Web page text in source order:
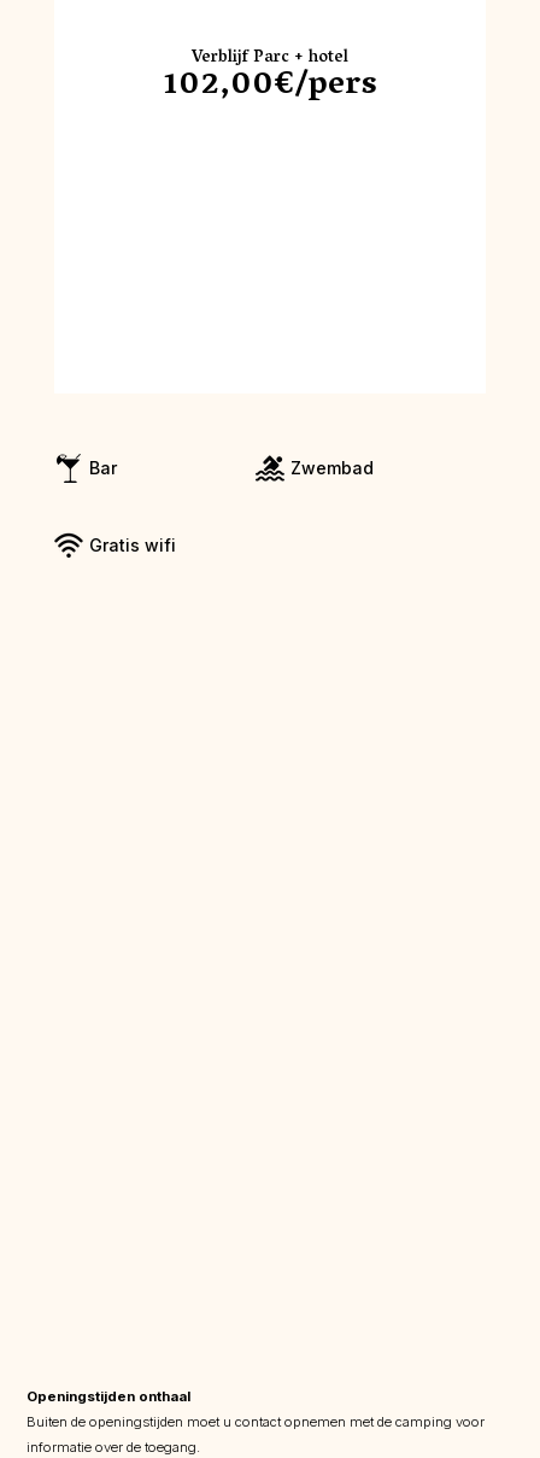
Verblijf Parc + hotel
102,00€/pers
Bar Zwembad
Gratis wifi
Openingstijden onthaal
Buiten de openingstijden moet u contact opnemen met de camping voor
informatie over de toegang.